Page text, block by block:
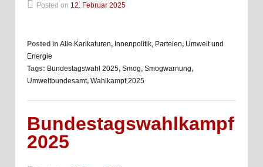
Posted on 12. Februar 2025
Posted in Alle Karikaturen, Innenpolitik, Parteien, Umwelt und
Energie
Tags: Bundestagswahl 2025, Smog, Smogwarnung,
Umweltbundesamt, Wahlkampf 2025
Bundestagswahlkampf
2025